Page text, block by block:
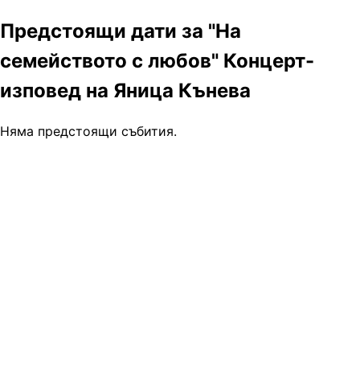
Предстоящи дати за "На
семейството с любов" Концерт-
изповед на Яница Кънева
Няма предстоящи събития.